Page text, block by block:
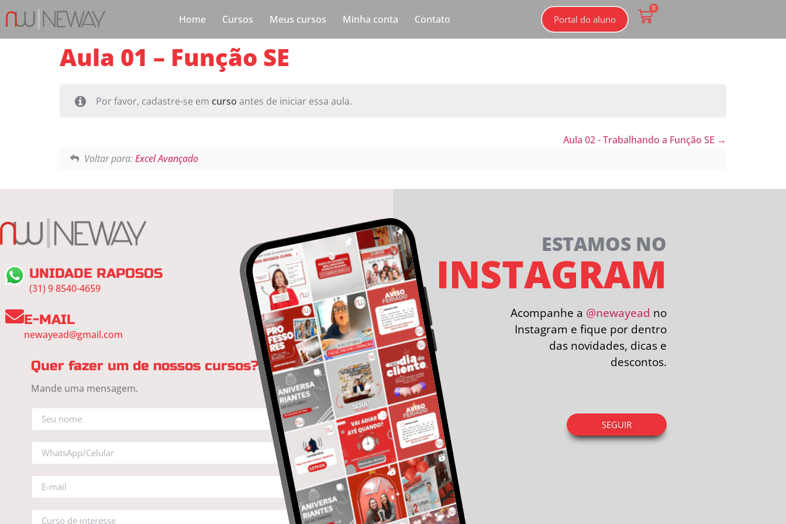
Home Cursos Meus cursos Minha conta Contato Portal do aluno
0
Aula 01 – Função SE
Por favor, cadastre-se em curso antes de iniciar essa aula.
Aula 02 - Trabalhando a Função SE
Voltar para:Excel Avançado
UNIDADE RAPOSOS
(31) 9 8540-4659
E-MAIL
newayead@gmail.com
Quer fazer um de nossos cursos?
Mande uma mensagem.
ESTAMOS NO
INSTAGRAM
Acompanhe a @newayead no
Instagram e fique por dentro
das novidades, dicas e
descontos.
SEGUIR